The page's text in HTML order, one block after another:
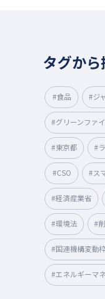
タグから
#食品 #ジ
#グリーンファ
#東京都 #
#CSO #ス
#経済産業省
#環境法 #
#国連機構変動
#エネルギーマ